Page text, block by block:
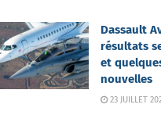
Dassault
résultats
et
nouvelles
23 JUILLET